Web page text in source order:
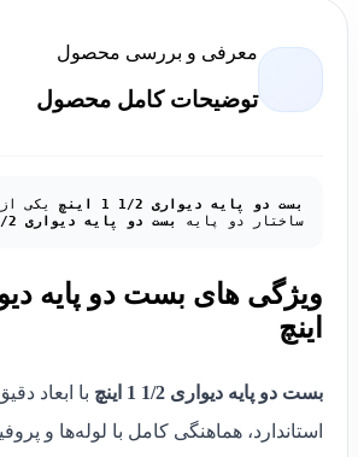
معرفی و بررسی محصول
توضیحات کامل محصول
بست دو پایه دیواری 1/2 1 اینچ
یکی از
ساختار دو پایه
بست دو پایه دیواری 1/2 1 اینچ
اینچ
بست دو پایه دیواری 1/2 1 اینچ
با ابعاد